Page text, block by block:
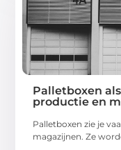
Palletboxen
productie en
Palletboxen zie je
magazijnen. Ze